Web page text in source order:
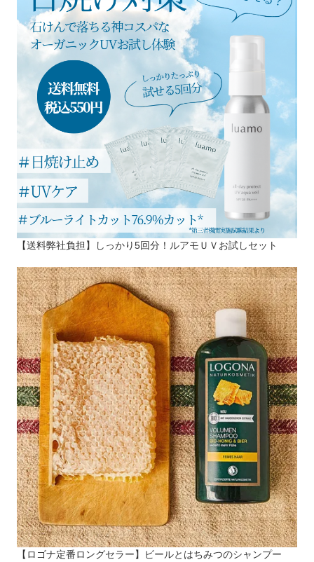
【送料弊社負担】しっかり5回分！ルアモＵＶお試しセット
【ロゴナ定番ロングセラー】ビールとはちみつのシャンプー